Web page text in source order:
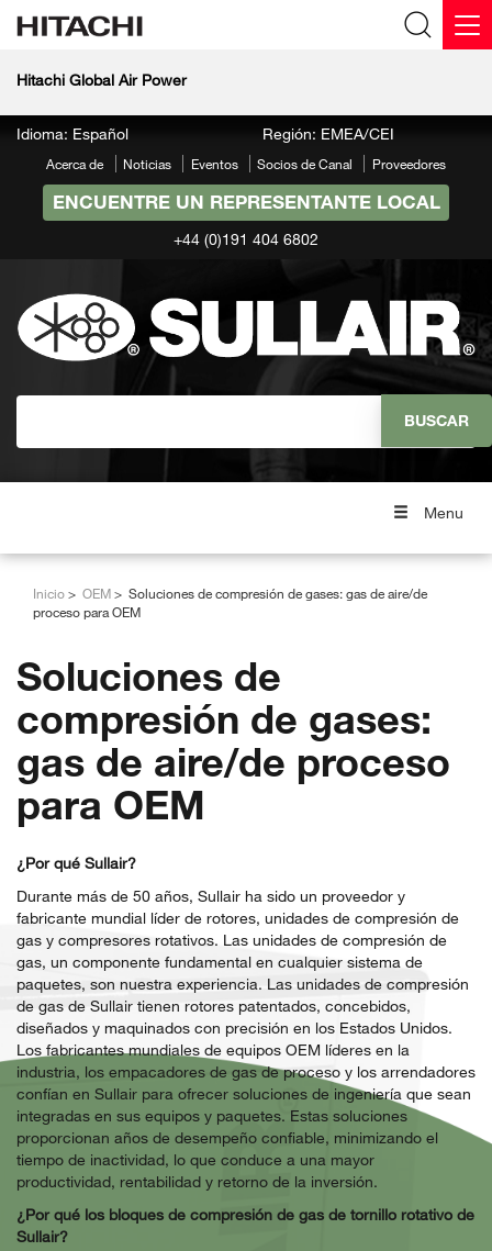
Hitachi Global Air Power
Idioma: Español Región: EMEA/CEI
Acerca de Noticias Eventos Socios de Canal Proveedores
ENCUENTRE UN REPRESENTANTE LOCAL
+44 (0)191 404 6802
Menu
Inicio OEM
Soluciones de compresión de gases: gas de aire/de
proceso para OEM
Soluciones de
compresión de gases:
gas de aire/de proceso
para OEM
¿Por qué Sullair?
Durante más de 50 años, Sullair ha sido un proveedor y
fabricante mundial líder de rotores, unidades de compresión de
gas y compresores rotativos. Las unidades de compresión de
gas, un componente fundamental en cualquier sistema de
paquetes, son nuestra experiencia. Las unidades de compresión
de gas de Sullair tienen rotores patentados, concebidos,
diseñados y maquinados con precisión en los Estados Unidos.
Los fabricantes mundiales de equipos OEM líderes en la
industria, los empacadores de gas de proceso y los arrendadores
confían en Sullair para ofrecer soluciones de ingeniería que sean
integradas en sus equipos y paquetes. Estas soluciones
proporcionan años de desempeño confiable, minimizando el
tiempo de inactividad, lo que conduce a una mayor
productividad, rentabilidad y retorno de la inversión.
¿Por qué los bloques de compresión de gas de tornillo rotativo de
Sullair?